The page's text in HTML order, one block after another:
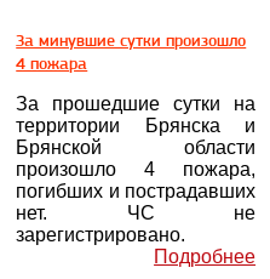
За минувшие сутки произошло
4 пожара
За прошедшие сутки на
территории Брянска и
Брянской области
произошло 4 пожара,
погибших и пострадавших
нет. ЧС не
зарегистрировано.
Подробнее